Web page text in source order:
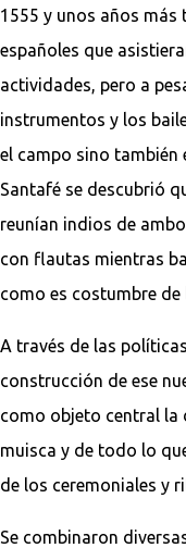
1555 y unos años
españoles que
actividades, pero a
instrumentos y los
el campo sino también
Santafé se descubrió
reunían indios de
con flautas mientras
como es costumbre de
A través de las
construcción de ese
como objeto central la
muisca y de todo lo
de los ceremoniales y
Se combinaron